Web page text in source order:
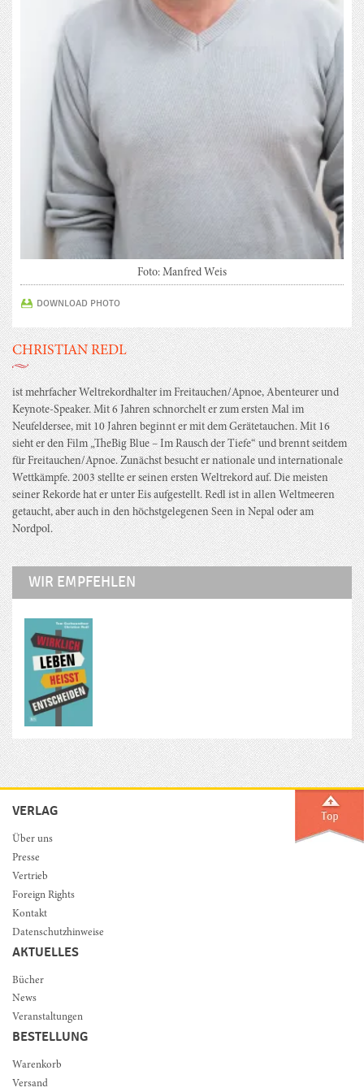
Foto: Manfred Weis
DOWNLOAD PHOTO
CHRISTIAN REDL
ist mehrfacher Weltrekordhalter im Freitauchen/Apnoe, Abenteurer und
Keynote-Speaker. Mit 6 Jahren schnorchelt er zum ersten Mal im
Neufeldersee, mit 10 Jahren beginnt er mit dem Gerätetauchen. Mit 16
sieht er den Film „TheBig Blue – Im Rausch der Tiefe“ und brennt seitdem
für Freitauchen/Apnoe. Zunächst besucht er nationale und internationale
Wettkämpfe. 2003 stellte er seinen ersten Weltrekord auf. Die meisten
seiner Rekorde hat er unter Eis aufgestellt. Redl ist in allen Weltmeeren
getaucht, aber auch in den höchstgelegenen Seen in Nepal oder am
Nordpol.
WIR EMPFEHLEN
VERLAG
Über uns
Presse
Vertrieb
Foreign Rights
Kontakt
Datenschutzhinweise
AKTUELLES
Bücher
News
Veranstaltungen
BESTELLUNG
Warenkorb
Versand